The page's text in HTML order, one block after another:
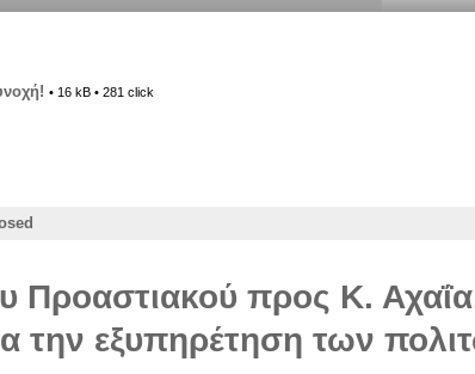
• 16 kB • 281 click
Προαστιακού προς Κ.
την εξυπηρέτηση των